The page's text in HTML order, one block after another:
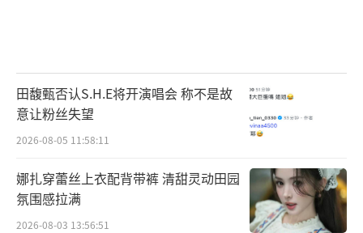
田馥甄否认S.H.E将开演唱会 称不是故
意让粉丝失望
2026-08-05 11:58:11
娜扎穿蕾丝上衣配背带裤 清甜灵动田园
氛围感拉满
2026-08-03 13:56:51